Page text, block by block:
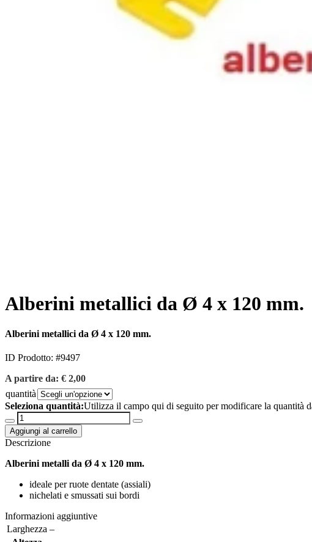
Alberini metallici da Ø 4 x 120 mm.
Alberini metallici da Ø 4 x 120 mm.
ID Prodotto: #9497
A partire da: € 2,00
quantità
Seleziona quantità:Utilizza il campo qui di seguito per modificare la quantità
Alberini
metallici
da
Ø
4
120
mm.
Aggiungi al carrello
Descrizione
Alberini metalli da Ø 4 x 120 mm.
ideale per ruote dentate (assiali)
nichelati e smussati sui bordi
Informazioni aggiuntive
Larghezza –